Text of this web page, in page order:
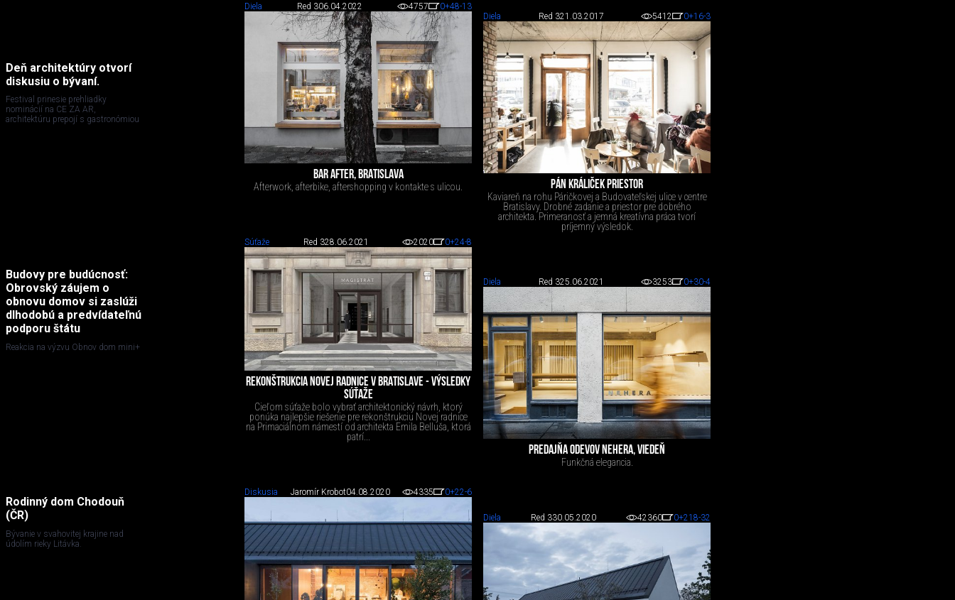
Deň architektúry otvorí
diskusiu o bývaní.
Festival prinesie prehliadky
nominácií na CE ZA AR,
architektúru prepojí s gastronómiou
Budovy pre budúcnosť:
Obrovský záujem o
obnovu domov si zaslúži
dlhodobú a predvídateľnú
podporu štátu
Reakcia na výzvu Obnov dom mini+
Rodinný dom Chodouň
(ČR)
Bývanie v svahovitej krajine nad
údolím rieky Litávka.
Diela Red 306.04.2022 4757 0+48-13
BAR AFTER, BRATISLAVA
Afterwork, afterbike, aftershopping v kontakte s ulicou.
Diela Red 321.03.2017 5412 0+16-3
PÁN KRÁLIČEK PRIESTOR
Kaviareň na rohu Páričkovej a Budovateľskej ulice v centre
Bratislavy. Drobné zadanie a priestor pre dobrého
architekta. Primeranosť a jemná kreatívna práca tvorí
príjemný výsledok.
Súťaže Red 328.06.2021 2020 0+24-8
REKONŠTRUKCIA NOVEJ RADNICE V BRATISLAVE - VÝSLEDKY
SÚŤAŽE
Cieľom súťaže bolo vybrať architektonický návrh, ktorý
ponúka najlepšie riešenie pre rekonštrukciu Novej radnice
na Primaciálnom námestí od architekta Emila Belluša, ktorá
patrí...
Diela Red 325.06.2021 3253 0+30-4
PREDAJŇA ODEVOV NEHERA, VIEDEŇ
Funkčná elegancia.
Diskusia Jaromír Krobot04.08.2020 4335 0+22-6
Diela Red 330.05.2020 42360 0+218-32